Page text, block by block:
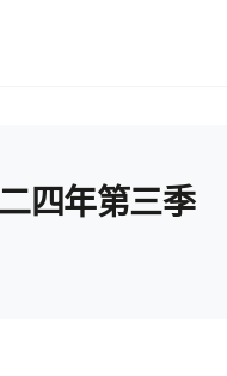
四年第三季